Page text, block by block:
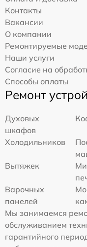
Контакты
Вакансии
О компании
Ремонтируемые
Наши услуги
Согласие на
Способы оплаты
Ремонт
Духовых
шкафов
Холодильников
Вытяжек
Варочных
панелей
Мы занимаемся
обслуживанием
гарантийного